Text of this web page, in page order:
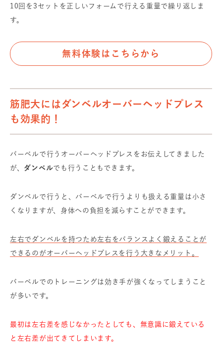
10回を3セットを正しいフォームで行える重量で繰り返しま
す。
無料体験はこちらから
筋肥大にはダンベルオーバーヘッドプレス
も効果的！
バーベルで行うオーバーヘッドプレスをお伝えしてきました
が、 ダンベルでも行うこともできます。
ダンベルで行うと、バーベルで行うよりも扱える重量は小さ
くなりますが、身体への負担を減らすことができます。
左右でダンベルを持つため左右をバランスよく鍛えることが
できるのがオーバーヘッドプレスを行う大きなメリット。
バーベルでのトレーニングは効き手が強くなってしまうこと
が多いです。
最初は左右差を感じなかったとしても、無意識に鍛えている
と左右差が出てきてしまいます。